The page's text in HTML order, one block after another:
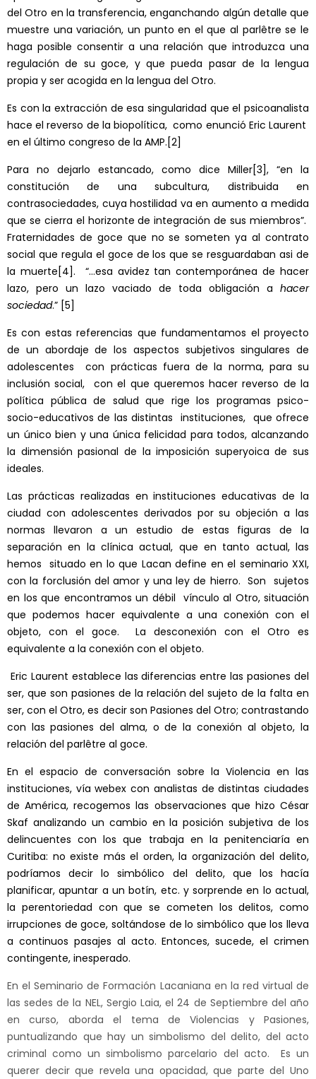
del Otro en la transferencia, enganchando algún detalle que
muestre una variación, un punto en el que al parlêtre se le
haga posible consentir a una relación que introduzca una
regulación de su goce, y que pueda pasar de la lengua
propia y ser acogida en la lengua del Otro.
Es con la extracción de esa singularidad que el psicoanalista
hace el reverso de la biopolítica, como enunció Eric Laurent
en el último congreso de la AMP. [2]
Para no dejarlo estancado, como dice Miller[3], “en la
constitución de una subcultura, distribuida en
contrasociedades, cuya hostilidad va en aumento a medida
que se cierra el horizonte de integración de sus miembros”.
Fraternidades de goce que no se someten ya al contrato
social que regula el goce de los que se resguardaban asi de
la muerte [4]. “…esa avidez tan contemporánea de hacer
lazo, pero un lazo vaciado de toda obligación a hacer
sociedad.” [5]
Es con estas referencias que fundamentamos el proyecto
de un abordaje de los aspectos subjetivos singulares de
adolescentes con prácticas fuera de la norma, para su
inclusión social, con el que queremos hacer reverso de la
política pública de salud que rige los programas psico-
socio-educativos de las distintas instituciones, que ofrece
un único bien y una única felicidad para todos, alcanzando
la dimensión pasional de la imposición superyoica de sus
ideales.
Las prácticas realizadas en instituciones educativas de la
ciudad con adolescentes derivados por su objeción a las
normas llevaron a un estudio de estas figuras de la
separación en la clínica actual, que en tanto actual, las
hemos situado en lo que Lacan define en el seminario XXI,
con la forclusión del amor y una ley de hierro. Son sujetos
en los que encontramos un débil vínculo al Otro, situación
que podemos hacer equivalente a una conexión con el
objeto, con el goce. La desconexión con el Otro es
equivalente a la conexión con el objeto.
Eric Laurent establece las diferencias entre las pasiones del
ser, que son pasiones de la relación del sujeto de la falta en
ser, con el Otro, es decir son Pasiones del Otro; contrastando
con las pasiones del alma, o de la conexión al objeto, la
relación del parlêtre al goce.
En el espacio de conversación sobre la Violencia en las
instituciones, vía webex con analistas de distintas ciudades
de América, recogemos las observaciones que hizo César
Skaf analizando un cambio en la posición subjetiva de los
delincuentes con los que trabaja en la penitenciaría en
Curitiba: no existe más el orden, la organización del delito,
podríamos decir lo simbólico del delito, que los hacía
planificar, apuntar a un botín, etc. y sorprende en lo actual,
la perentoriedad con que se cometen los delitos, como
irrupciones de goce, soltándose de lo simbólico que los lleva
a continuos pasajes al acto. Entonces, sucede, el crimen
contingente, inesperado.
En el Seminario de Formación Lacaniana en la red virtual de
las sedes de la NEL, Sergio Laia, el 24 de Septiembre del año
en curso, aborda el tema de Violencias y Pasiones,
puntualizando que hay un simbolismo del delito, del acto
criminal como un simbolismo parcelario del acto. Es un
querer decir que revela una opacidad, que parte del Uno